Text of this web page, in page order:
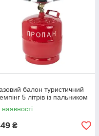
балон туристичний
5 літрів із пальником
наявності
₴